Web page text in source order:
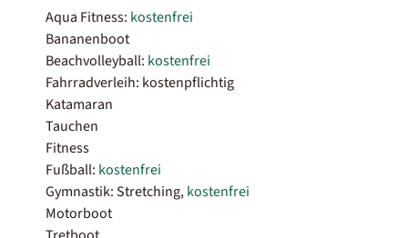
Aqua Fitness: kostenfrei
Bananenboot
Beachvolleyball: kostenfrei
Fahrradverleih: kostenpflichtig
Katamaran
Tauchen
Fitness
Fußball: kostenfrei
Gymnastik: Stretching,kostenfrei
Motorboot